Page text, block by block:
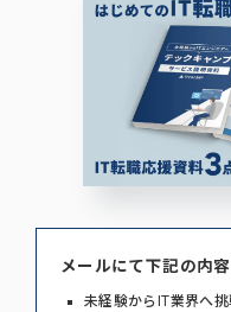
メールにて下記の内
未経験からIT業界へ